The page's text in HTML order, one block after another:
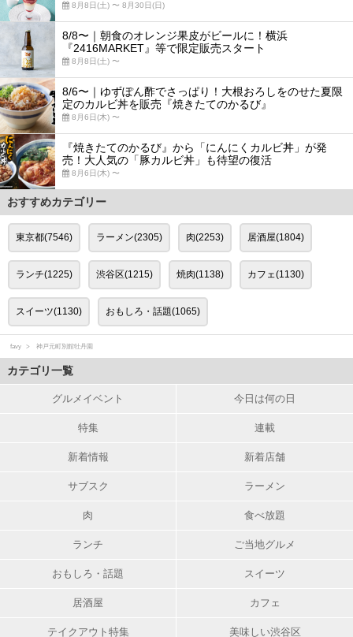
8月8日(土) 〜 8月30日(日)
8/8〜｜朝食のオレンジ果皮がビールに！横浜
『2416MARKET』等で限定販売スタート
8月8日(土) 〜
8/6〜｜ゆずぽん酢でさっぱり！大根おろしをのせた夏限
定のカルビ丼を販売『焼きたてのかるび』
8月6日(木) 〜
『焼きたてのかるび』から「にんにくカルビ丼」が発
売！大人気の「豚カルビ丼」も待望の復活
8月6日(木) 〜
おすすめカテゴリー
東京都(7546) ラーメン(2305) 肉(2253) 居酒屋(1804)
ランチ(1225) 渋谷区(1215) 焼肉(1138) カフェ(1130)
スイーツ(1130) おもしろ・話題(1065)
favy 神戸元町別館牡丹園
カテゴリ一覧
グルメイベント 今日は何の日
特集 連載
新着情報 新着店舗
サブスク ラーメン
肉 食べ放題
ランチ ご当地グルメ
おもしろ・話題 スイーツ
居酒屋 カフェ
テイクアウト特集 美味しい渋谷区